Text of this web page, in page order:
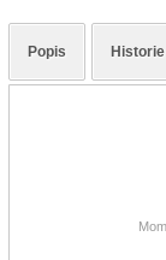
Popis